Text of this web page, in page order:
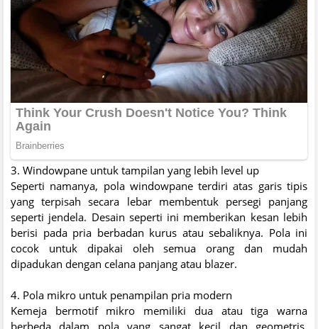
3. Windowpane untuk tampilan yang lebih level up
Seperti namanya, pola windowpane terdiri atas garis tipis
yang terpisah secara lebar membentuk persegi panjang
seperti jendela. Desain seperti ini memberikan kesan lebih
berisi pada pria berbadan kurus atau sebaliknya. Pola ini
cocok untuk dipakai oleh semua orang dan mudah
dipadukan dengan celana panjang atau blazer.
4. Pola mikro untuk penampilan pria modern
Kemeja bermotif mikro memiliki dua atau tiga warna
berbeda dalam pola yang sangat kecil dan geometris.